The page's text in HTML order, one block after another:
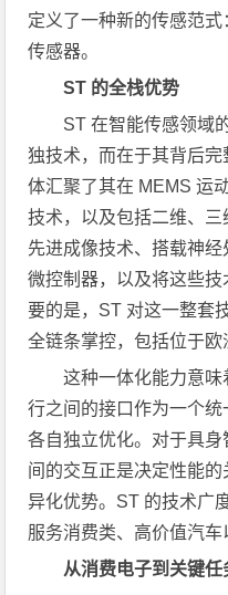
定义了一种新的传感范
传感器。
ST 的全栈优势
ST 在智能传感领域
独技术，而在于其背后
体汇聚了其在 MEMS 运
技术，以及包括二维、
先进成像技术、搭载神
微控制器，以及将这些
要的是，ST 对这一整套
全链条掌控，包括位于欧
这种一体化能力意
行之间的接口作为一个
各自独立优化。对于具
间的交互正是决定性能
异化优势。ST 的技术广
服务消费类、高价值汽车
从消费电子到关键任